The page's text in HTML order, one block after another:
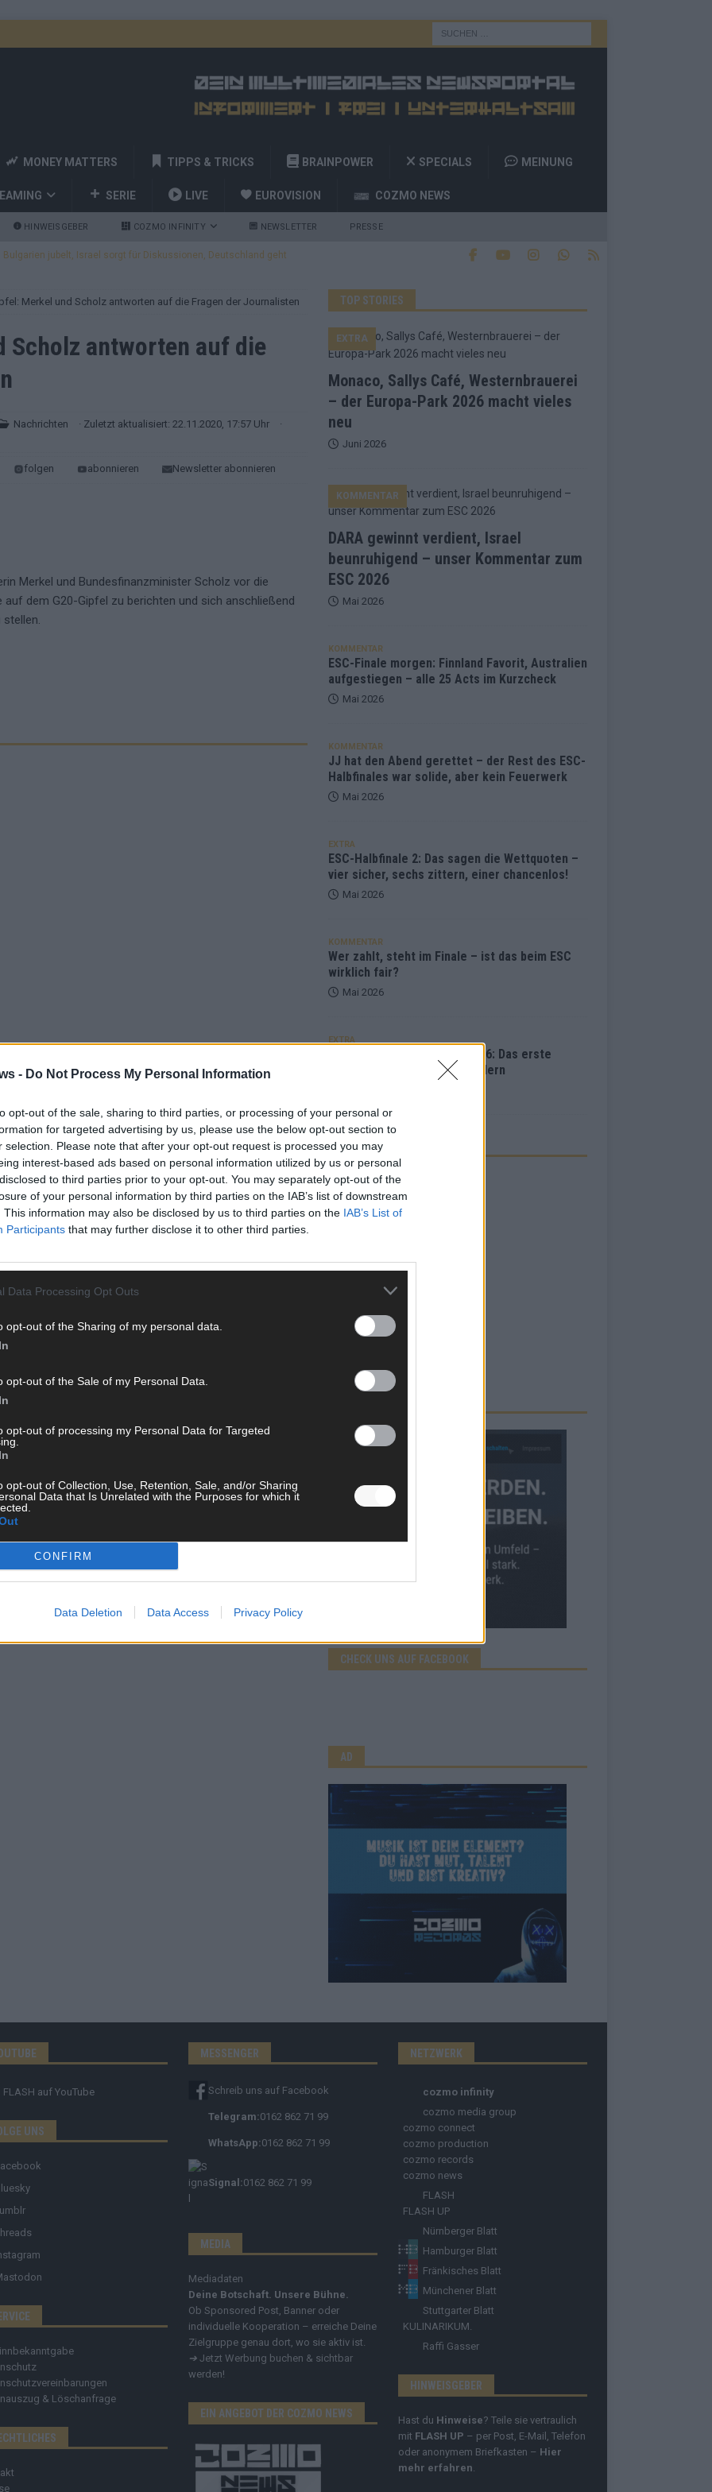
- Do Not Process My Personal Information
opt-out of the sale, sharing to third parties, or processing of your personal or
for targeted advertising by us, please use the below opt-out section to
selection. Please note that after your opt-out request is processed you may
interest-based ads based on personal information utilized by us or personal
to third parties prior to your opt-out. You may separately opt-out of the
of your personal information by third parties on the IAB’s list of downstream
This information may also be disclosed by us to third parties on the IAB’s List of
Participants that may further disclose it to other third parties.
Data Processing Opt Outs
opt-out of the Sharing of my personal data.
opt-out of the Sale of my Personal Data.
opt-out of processing my Personal Data for Targeted
opt-out of Collection, Use, Retention, Sale, and/or Sharing
Data that Is Unrelated with the Purposes for which it
CONFIRM
Data Deletion Data Access Privacy Policy
MONEY MATTERS TIPPS & TRICKS BRAINPOWER SPECIALS MEINUNG
SERIE LIVE EUROVISION COZMO NEWS
HINWEISGEBER COZMO INFINITY NEWSLETTER PRESSE
Bulgarien jubelt, Israel sorgt für Diskussionen, Deutschland geht
und Billy Joel – das ESC-Finale wird eine Party
Startreihenfolge steht, Deutschland singt als Zweites!
Favorit, Australien aufgestiegen – alle 25 Acts im Kurzcheck
die Wettquoten – vier sicher, sechs zittern, einer chancenlos!
Merkel und Scholz antworten auf die Fragen der Journalisten
Scholz antworten auf die
Nachrichten · Zuletzt aktualisiert: 22.11.2020, 17:57 Uhr ·
folgen abonnieren Newsletter abonnieren
Merkel und Bundesfinanzminister Scholz vor die
auf dem G20-Gipfel zu berichten und sich anschließend
UP 22529 Artikel
Team hinter den News, Storys und Videos, die ihr auf
Nachrichten, coole Tipps, spannende Hintergründe
TOP STORIES
Monaco, Sallys Café, Westernbrauerei
– der Europa-Park 2026 macht vieles
neu
EXTRA
Juni 2026
DARA gewinnt verdient, Israel
beunruhigend – unser Kommentar zum
ESC 2026
KOMMENTAR
Mai 2026
KOMMENTAR
ESC-Finale morgen: Finnland Favorit, Australien
aufgestiegen – alle 25 Acts im Kurzcheck
Mai 2026
KOMMENTAR
JJ hat den Abend gerettet – der Rest des ESC-
Halbfinales war solide, aber kein Feuerwerk
Mai 2026
EXTRA
ESC-Halbfinale 2: Das sagen die Wettquoten –
vier sicher, sechs zittern, einer chancenlos!
Mai 2026
KOMMENTAR
Wer zahlt, steht im Finale – ist das beim ESC
wirklich fair?
Mai 2026
EXTRA
Eurovision Song Contest 2026: Das erste
Halbfinale – der Abend in Bildern
AD
CHECK UNS AUF FACEBOOK
AD
FLASH auf YouTube
UNS
& Löschanfrage
MESSENGER
Schreib uns auf Facebook
Telegram:0162 862 71 99
WhatsApp:0162 862 71 99
Signal:0162 862 71 99
MEDIA
Mediadaten
Deine Botschaft. Unsere Bühne.
Ob Sponsored Post, Banner oder
individuelle Kooperation – erreiche Deine
Zielgruppe genau dort, wo sie aktiv ist.
➔ Jetzt Werbung buchen & sichtbar
werden!
EIN ANGEBOT DER COZMO NEWS
NETZWERK
cozmo infinity
cozmo media group
cozmo connect
cozmo production
cozmo records
cozmo news
FLASH
FLASH UP
Nürnberger Blatt
Hamburger Blatt
Fränkisches Blatt
Münchener Blatt
Stuttgarter Blatt
KULINARIKUM.
Raffi Gasser
HINWEISGEBER
Hast du Hinweise? Teile sie vertraulich
mit FLASH UP – per Post, E-Mail, Telefon
oder anonymem Briefkasten – Hier
mehr erfahren.